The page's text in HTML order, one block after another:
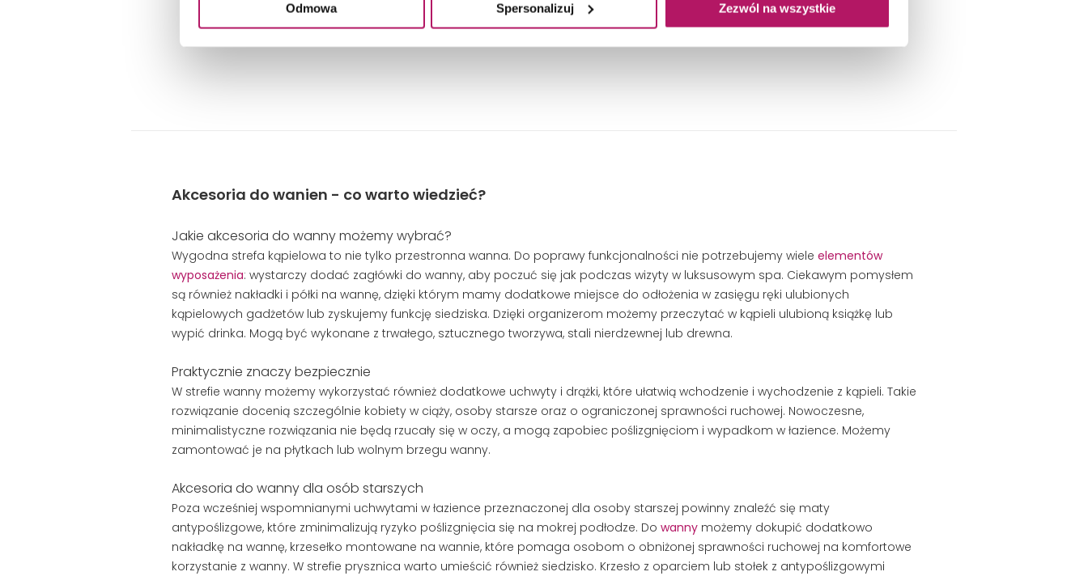
Odmowa Spersonalizuj Zezwól na wszystkie
1
Akcesoria do wanien - co warto wiedzieć?
Jakie akcesoria do wanny możemy wybrać?
Wygodna strefa kąpielowa to nie tylko przestronna wanna. Do poprawy funkcjonalności nie potrzebujemy wiele elementów
wyposażenia: wystarczy dodać zagłówki do wanny, aby poczuć się jak podczas wizyty w luksusowym spa. Ciekawym pomysłem
są również nakładki i półki na wannę, dzięki którym mamy dodatkowe miejsce do odłożenia w zasięgu ręki ulubionych
kąpielowych gadżetów lub zyskujemy funkcję siedziska. Dzięki organizerom możemy przeczytać w kąpieli ulubioną książkę lub
wypić drinka. Mogą być wykonane z trwałego, sztucznego tworzywa, stali nierdzewnej lub drewna.
Praktycznie znaczy bezpiecznie
W strefie wanny możemy wykorzystać również dodatkowe uchwyty i drążki, które ułatwią wchodzenie i wychodzenie z kąpieli. Takie
rozwiązanie docenią szczególnie kobiety w ciąży, osoby starsze oraz o ograniczonej sprawności ruchowej. Nowoczesne,
minimalistyczne rozwiązania nie będą rzucały się w oczy, a mogą zapobiec poślizgnięciom i wypadkom w łazience. Możemy
zamontować je na płytkach lub wolnym brzegu wanny.
Akcesoria do wanny dla osób starszych
Poza wcześniej wspomnianymi uchwytami w łazience przeznaczonej dla osoby starszej powinny znaleźć się maty
antypoślizgowe, które zminimalizują ryzyko poślizgnięcia się na mokrej podłodze. Do wanny możemy dokupić dodatkowo
nakładkę na wannę, krzesełko montowane na wannie, które pomaga osobom o obniżonej sprawności ruchowej na komfortowe
korzystanie z wanny. W strefie prysznica warto umieścić również siedzisko. Krzesło z oparciem lub stołek z antypoślizgowymi